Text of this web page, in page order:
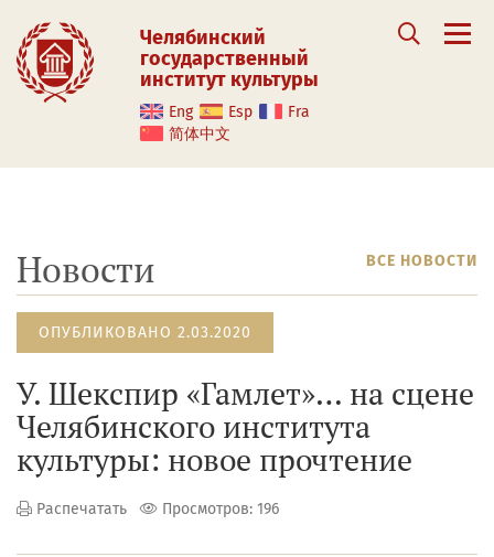
Челябинский
государственный
институт культуры
Eng Esp
Fra
简体中文
Новости ВСЕ НОВОСТИ
ОПУБЛИКОВАНО 2.03.2020
У. Шекспир «Гамлет»… на сцене
Челябинского института
культуры: новое прочтение
Распечатать Просмотров: 196